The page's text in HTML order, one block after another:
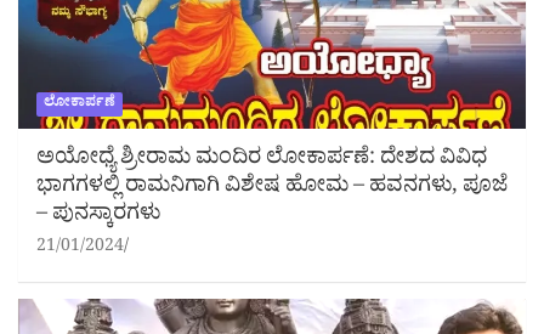
ಲೋಕಾರ್ಪಣೆ
ಅಯೋಧ್ಯೆ ಶ್ರೀರಾಮ ಮಂದಿರ ಲೋಕಾರ್ಪಣೆ: ದೇಶದ ವಿವಿಧ
ಭಾಗಗಳಲ್ಲಿ ರಾಮನಿಗಾಗಿ ವಿಶೇಷ ಹೋಮ – ಹವನಗಳು, ಪೂಜೆ
– ಪುನಸ್ಕಾರಗಳು
21/01/2024